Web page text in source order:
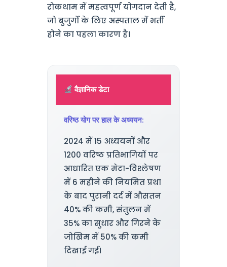
रोकथाम में महत्वपूर्ण योगदान देती है,
जो बुजुर्गों के लिए अस्पताल में भर्ती
होने का पहला कारण है।
वैज्ञानिक डेटा
वरिष्ठ योग पर हाल के अध्ययन:
2024 में 15 अध्ययनों और
1200 वरिष्ठ प्रतिभागियों पर
आधारित एक मेटा-विश्लेषण
में 6 महीने की नियमित प्रथा
के बाद पुरानी दर्द में औसतन
40% की कमी, संतुलन में
35% का सुधार और गिरने के
जोखिम में 50% की कमी
दिखाई गई।